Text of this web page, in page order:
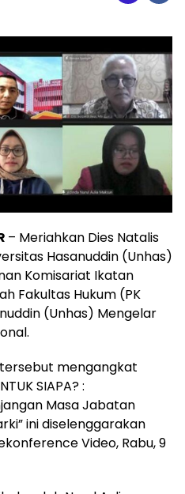
– Meriahkan Dies Natalis
Hasanuddin (Unhas)
Komisariat Ikatan
Fakultas Hukum (PK
(Unhas) Mengelar
mengangkat
SIAPA? :
Masa Jabatan
ini diselenggarakan
Video, Rabu, 9